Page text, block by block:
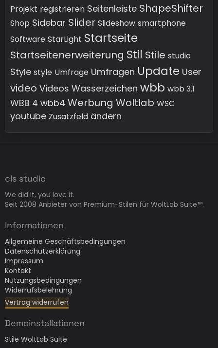
Projekt registrieren Seitenleiste ShapeShifter
Shop Sidebar Slider Slideshow smartphone
Software StarLight Startseite
Startseitenerweiterung Stil Stile studio
Style style Umfrage Umfragen Update User
video Videos Wasserzeichen wbb wbb 3.1
WBB 4 wbb4 Werbung Woltlab WSC
youtube Zusatzfeld ändern
cls studio
We did it, you love it.
Seit 2008 Anbieter von Premium-Stilen für WoltLab Suite™.
Informationen
Allgemeine Geschäftsbedingungen
Datenschutzerklärung
Impressum
Kontakt
Nutzungsbedingungen
Widerrufsbelehrung
Vertrag widerrufen
Demoinstallationen
Stile WoltLab Suite